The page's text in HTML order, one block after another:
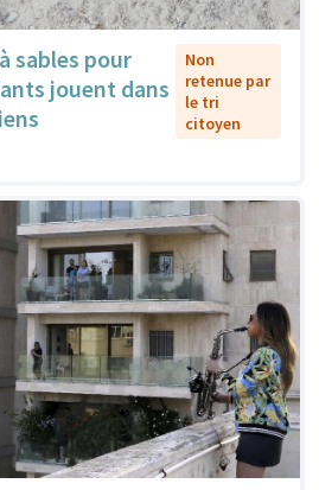
sables pour
jouent dans
Non
retenue par
le tri
citoyen